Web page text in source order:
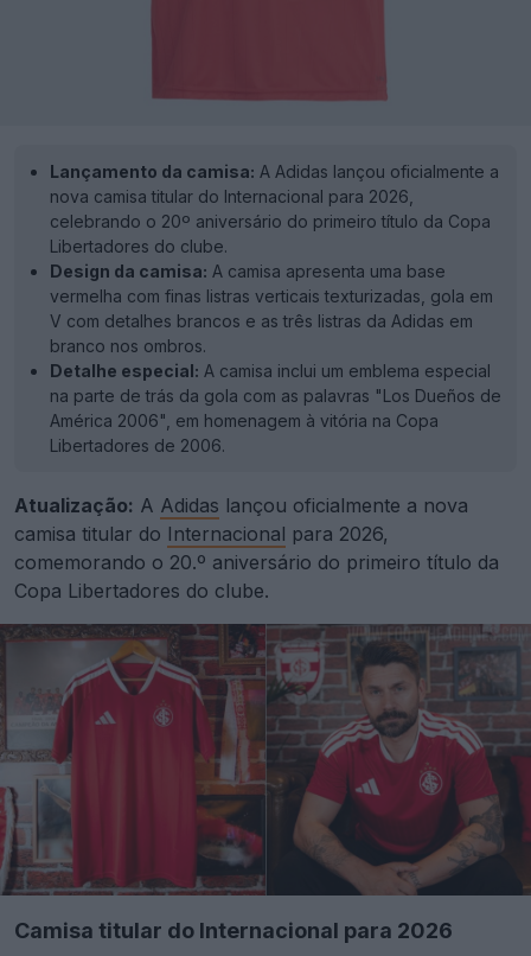
Lançamento da camisa: A Adidas lançou oficialmente a
nova camisa titular do Internacional para 2026,
celebrando o 20º aniversário do primeiro título da Copa
Libertadores do clube.
Design da camisa: A camisa apresenta uma base
vermelha com finas listras verticais texturizadas, gola em
V com detalhes brancos e as três listras da Adidas em
branco nos ombros.
Detalhe especial: A camisa inclui um emblema especial
na parte de trás da gola com as palavras "Los Dueños de
América 2006", em homenagem à vitória na Copa
Libertadores de 2006.
Atualização: A Adidas lançou oficialmente a nova
camisa titular do Internacional para 2026,
comemorando o 20.º aniversário do primeiro título da
Copa Libertadores do clube.
Camisa titular do Internacional para 2026